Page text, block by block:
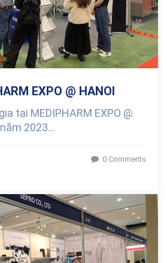
EXPO @ HANOI
tại MEDIPHARM EXPO @
2023...
0 Comments